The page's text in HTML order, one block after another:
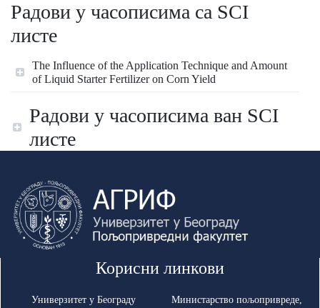
Радови у часописима са SCI
листе
The Influence of the Application Technique and Amount
of Liquid Starter Fertilizer on Corn Yield
Радови у часописима ван SCI
листе
Корисни линкови
Универзитет у Београду Министарство пољопривреде,